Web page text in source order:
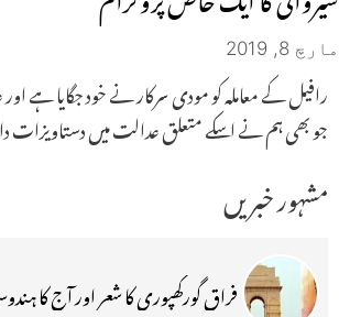
مارچ 8, 2019
رافیل کے معاملہ کو مودی سرکار نے خود جگایا ہے
جو بھی ہم نے اسکے متعلق عدالت میں
مشہور خبریں
فراق گورکھپوری کا شعر اور آج کا